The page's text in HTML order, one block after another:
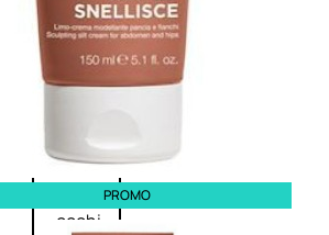
Palette
occhi
Primer
Eyeliner
Mascara
Matita
occhi
PROMO